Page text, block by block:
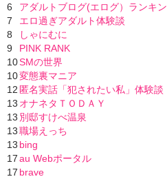
6
アダルトブログ(エログ）ランキ
7
エロ過ぎアダルト体験談
8
しゃにむに
9
PINK RANK
10SMの世界
10変態裏マニア
12 匿名実話「犯されたい私」体験談
13 オナネタＴＯＤＡＹ
13 別邸すけべ温泉
13職場えっち
13 bing
17au Webポータル
17 brave